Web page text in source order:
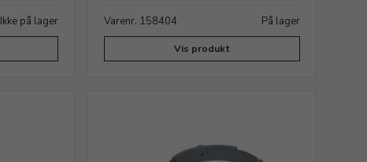
Ikke på lager Varenr. 158404 På lager
Vis produkt